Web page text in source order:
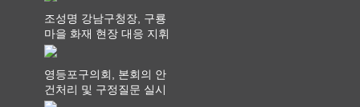
조성명 강남구청장, 구룡
마을 화재 현장 대응 지휘
영등포구의회, 본회의 안
건처리 및 구정질문 실시